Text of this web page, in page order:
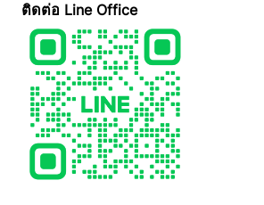
ติดต่อ Line Office